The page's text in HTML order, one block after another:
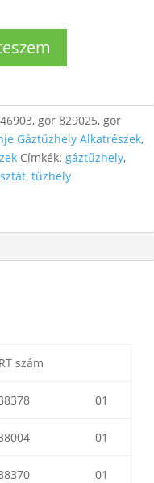
gor 829025, gor
Gáztűzhely Alkatrészek,
Címkék:gáztűzhely,
,tűzhely
szám
01
01
01